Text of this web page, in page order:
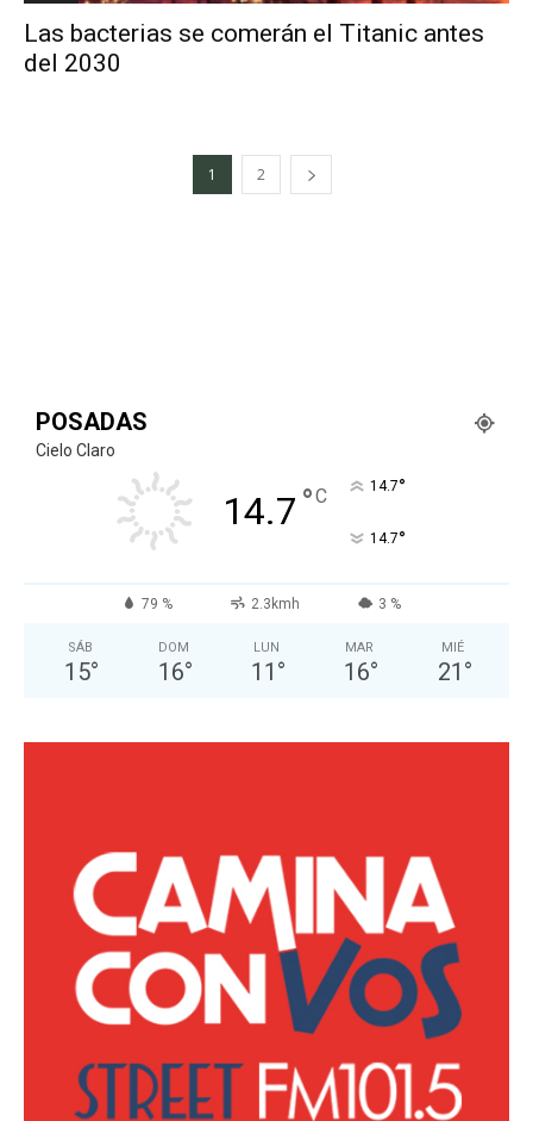
Las bacterias se comerán el Titanic antes
del 2030
1 2
POSADAS
Cielo Claro
14.7 °C 14.7°
14.7°
79 % 2.3kmh 3 %
SÁB
15°
DOM
16°
LUN
11 °
MAR
16°
MIÉ
21 °